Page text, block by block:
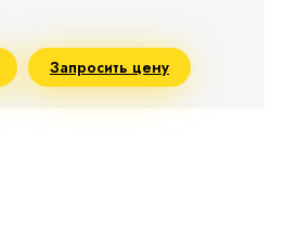
Запросить цену